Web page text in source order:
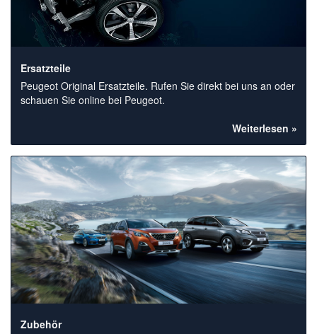
Ersatzteile
Peugeot Original Ersatzteile. Rufen Sie direkt bei uns an oder
schauen Sie online bei Peugeot.
Weiterlesen »
Zubehör